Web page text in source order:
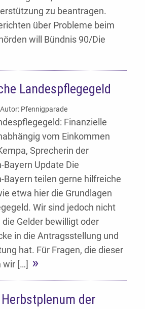
zu beantragen.
über Probleme beim
will Bündnis 90/Die
Landespflegegeld
Pfennigparade
Finanzielle
vom Einkommen
Sprecherin der
Update Die
teilen gerne hilfreiche
etwa hier die Grundlagen
Wir sind jedoch nicht
die Gelder bewilligt oder
in die Antragsstellung und
hat. Für Fragen, die dieser
wir […]
der